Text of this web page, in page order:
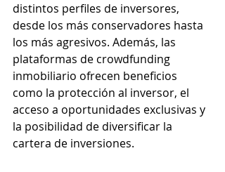
distintos perfiles de inversores,
desde los más conservadores hasta
los más agresivos. Además, las
plataformas de crowdfunding
inmobiliario ofrecen beneficios
como la protección al inversor, el
acceso a oportunidades exclusivas y
la posibilidad de diversificar la
cartera de inversiones.